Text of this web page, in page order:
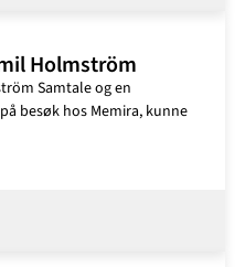
Holmström
Samtale og en
besøk hos Memira, kunne